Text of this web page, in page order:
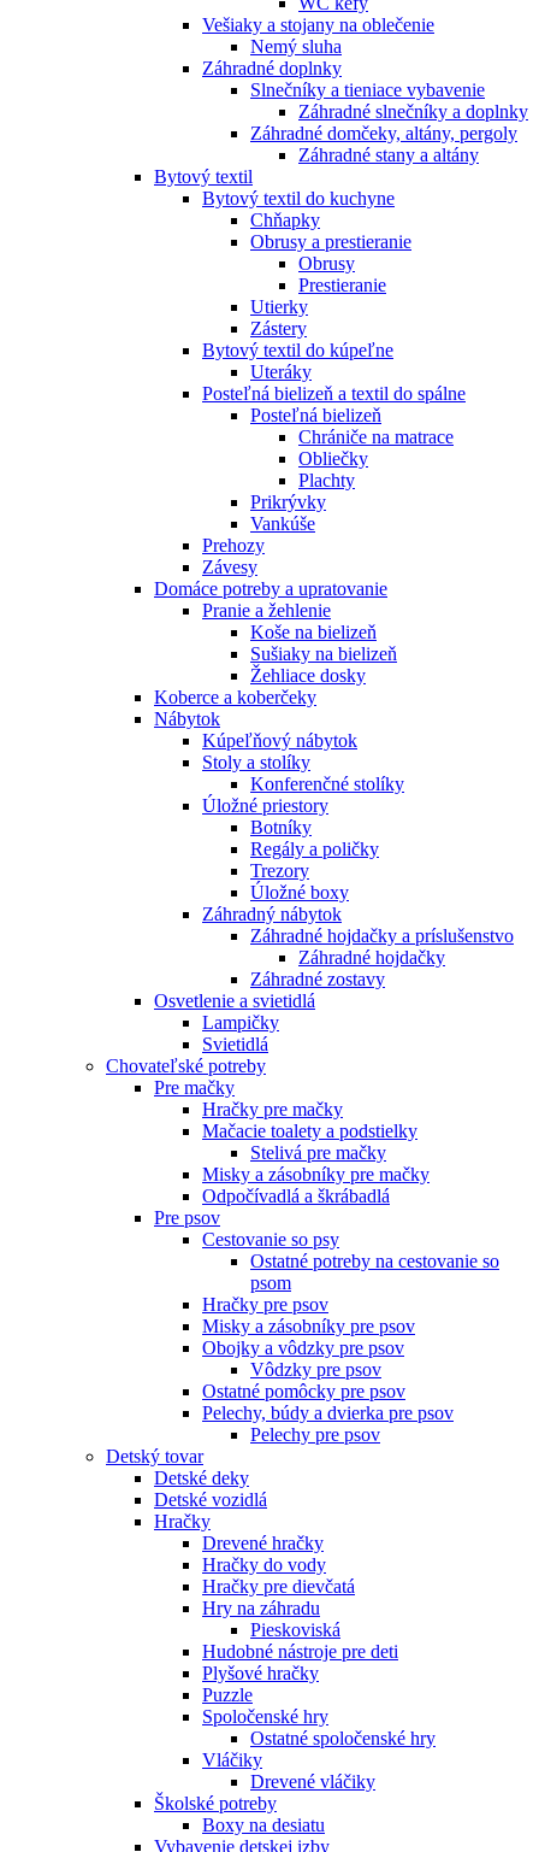
Vešiaky a stojany na oblečenie
Nemý sluha
Záhradné doplnky
Slnečníky a tieniace vybavenie
Záhradné slnečníky a doplnky
Záhradné domčeky, altány, pergoly
Záhradné stany a altány
Bytový textil
Bytový textil do kuchyne
Chňapky
Obrusy a prestieranie
Obrusy
Prestieranie
Utierky
Zástery
Bytový textil do kúpeľne
Uteráky
Posteľná bielizeň a textil do spálne
Posteľná bielizeň
Chrániče na matrace
Obliečky
Plachty
Prikrývky
Vankúše
Prehozy
Závesy
Domáce potreby a upratovanie
Pranie a žehlenie
Koše na bielizeň
Sušiaky na bielizeň
Žehliace dosky
Koberce a koberčeky
Nábytok
Kúpeľňový nábytok
Stoly a stolíky
Konferenčné stolíky
Úložné priestory
Botníky
Regály a poličky
Trezory
Úložné boxy
Záhradný nábytok
Záhradné hojdačky a príslušenstvo
Záhradné hojdačky
Záhradné zostavy
Osvetlenie a svietidlá
Lampičky
Svietidlá
Chovateľské potreby
Pre mačky
Hračky pre mačky
Mačacie toalety a podstielky
Stelivá pre mačky
Misky a zásobníky pre mačky
Odpočívadlá a škrábadlá
Pre psov
Cestovanie so psy
Ostatné potreby na cestovanie so
psom
Hračky pre psov
Misky a zásobníky pre psov
Obojky a vôdzky pre psov
Vôdzky pre psov
Ostatné pomôcky pre psov
Pelechy, búdy a dvierka pre psov
Pelechy pre psov
Detský tovar
Detské deky
Detské vozidlá
Hračky
Drevené hračky
Hračky do vody
Hračky pre dievčatá
Hry na záhradu
Pieskoviská
Hudobné nástroje pre deti
Plyšové hračky
Puzzle
Spoločenské hry
Ostatné spoločenské hry
Vláčiky
Drevené vláčiky
Školské potreby
Boxy na desiatu
Vybavenie detskej izby